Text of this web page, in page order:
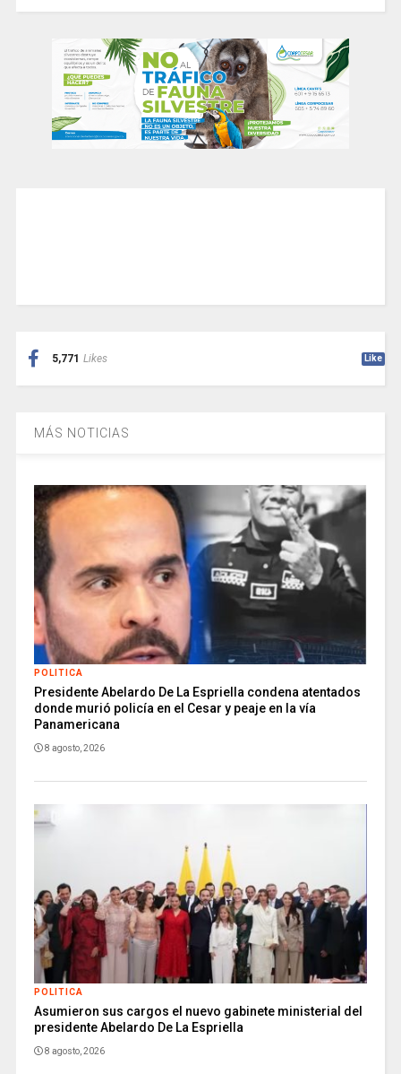
5,771 Likes Like
MÁS NOTICIAS
POLITICA
Presidente Abelardo De La Espriella condena atentados
donde murió policía en el Cesar y peaje en la vía
Panamericana
8 agosto, 2026
POLITICA
Asumieron sus cargos el nuevo gabinete ministerial del
presidente Abelardo De La Espriella
8 agosto, 2026